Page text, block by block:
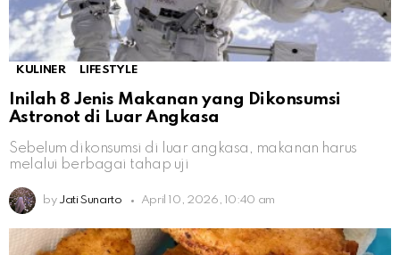
KULINER LIFESTYLE
Inilah 8 Jenis Makanan yang Dikonsumsi
Astronot di Luar Angkasa
Sebelum dikonsumsi di luar angkasa, makanan harus
melalui berbagai tahap uji
by Jati Sunarto April 10, 2026, 10:40 am